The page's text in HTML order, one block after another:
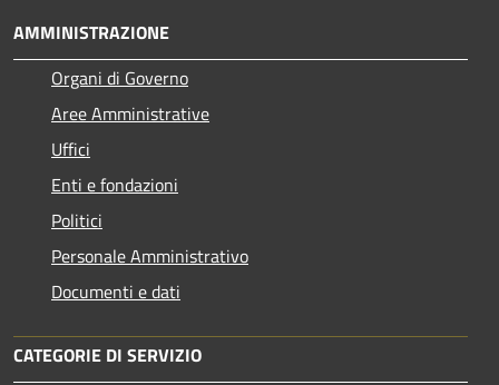
AMMINISTRAZIONE
Organi di Governo
Aree Amministrative
Uffici
Enti e fondazioni
Politici
Personale Amministrativo
Documenti e dati
CATEGORIE DI SERVIZIO